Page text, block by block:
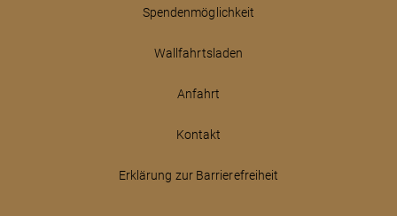
Spendenmöglichkeit
Wallfahrtsladen
Anfahrt
Kontakt
Erklärung zur Barrierefreiheit